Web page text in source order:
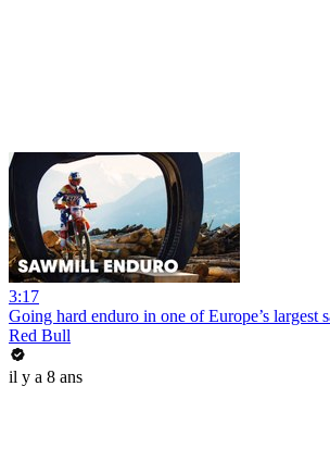
3:17
Going hard enduro in one of Europe’s largest
Red Bull
il y a 8 ans